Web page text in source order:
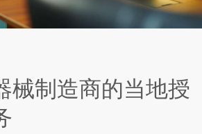
械制造商的当地授